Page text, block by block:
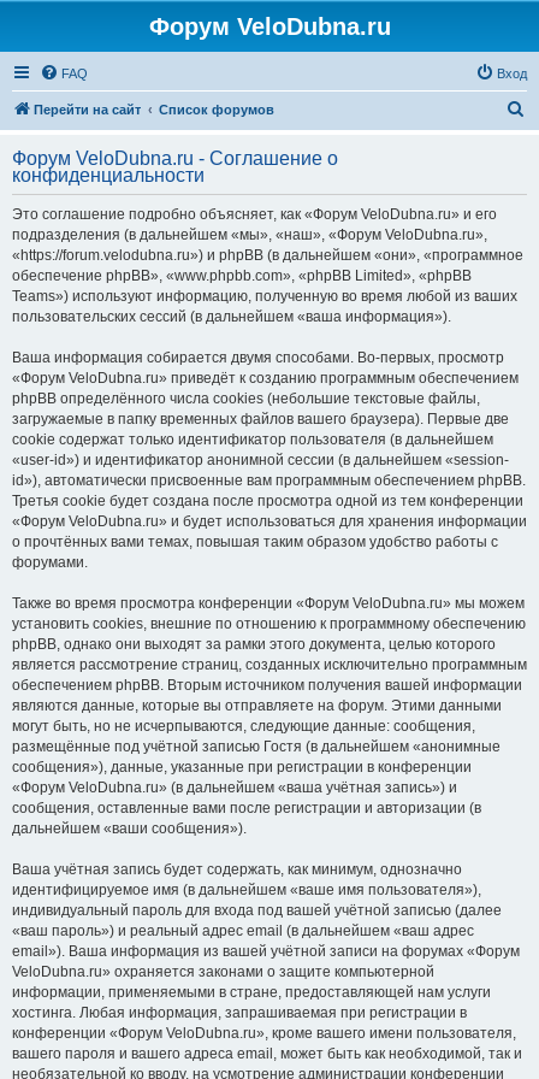
Форум VeloDubna.ru
FAQ Вход
Перейти на сайт Список форумов
с
Форум VeloDubna.ru - Соглашение о
конфиденциальности
Это соглашение подробно объясняет, как «Форум VeloDubna.ru» и его
подразделения (в дальнейшем «мы», «наш», «Форум VeloDubna.ru»,
«https://forum.velodubna.ru») и phpBB (в дальнейшем «они», «программное
обеспечение phpBB», «www.phpbb.com», «phpBB Limited», «phpBB
Teams») используют информацию, полученную во время любой из ваших
пользовательских сессий (в дальнейшем «ваша информация»).
Ваша информация собирается двумя способами. Во-первых, просмотр
«Форум VeloDubna.ru» приведёт к созданию программным обеспечением
phpBB определённого числа cookies (небольшие текстовые файлы,
загружаемые в папку временных файлов вашего браузера). Первые две
cookie содержат только идентификатор пользователя (в дальнейшем
«user-id») и идентификатор анонимной сессии (в дальнейшем «session-
id»), автоматически присвоенные вам программным обеспечением phpBB.
Третья cookie будет создана после просмотра одной из тем конференции
«Форум VeloDubna.ru» и будет использоваться для хранения информации
о прочтённых вами темах, повышая таким образом удобство работы с
форумами.
Также во время просмотра конференции «Форум VeloDubna.ru» мы можем
установить cookies, внешние по отношению к программному обеспечению
phpBB, однако они выходят за рамки этого документа, целью которого
является рассмотрение страниц, созданных исключительно программным
обеспечением phpBB. Вторым источником получения вашей информации
являются данные, которые вы отправляете на форум. Этими данными
могут быть, но не исчерпываются, следующие данные: сообщения,
размещённые под учётной записью Гостя (в дальнейшем «анонимные
сообщения»), данные, указанные при регистрации в конференции
«Форум VeloDubna.ru» (в дальнейшем «ваша учётная запись») и
сообщения, оставленные вами после регистрации и авторизации (в
дальнейшем «ваши сообщения»).
Ваша учётная запись будет содержать, как минимум, однозначно
идентифицируемое имя (в дальнейшем «ваше имя пользователя»),
индивидуальный пароль для входа под вашей учётной записью (далее
«ваш пароль») и реальный адрес email (в дальнейшем «ваш адрес
email»). Ваша информация из вашей учётной записи на форумах «Форум
VeloDubna.ru» охраняется законами о защите компьютерной
информации, применяемыми в стране, предоставляющей нам услуги
хостинга. Любая информация, запрашиваемая при регистрации в
конференции «Форум VeloDubna.ru», кроме вашего имени пользователя,
вашего пароля и вашего адреса email, может быть как необходимой, так и
необязательной ко вводу, на усмотрение администрации конференции